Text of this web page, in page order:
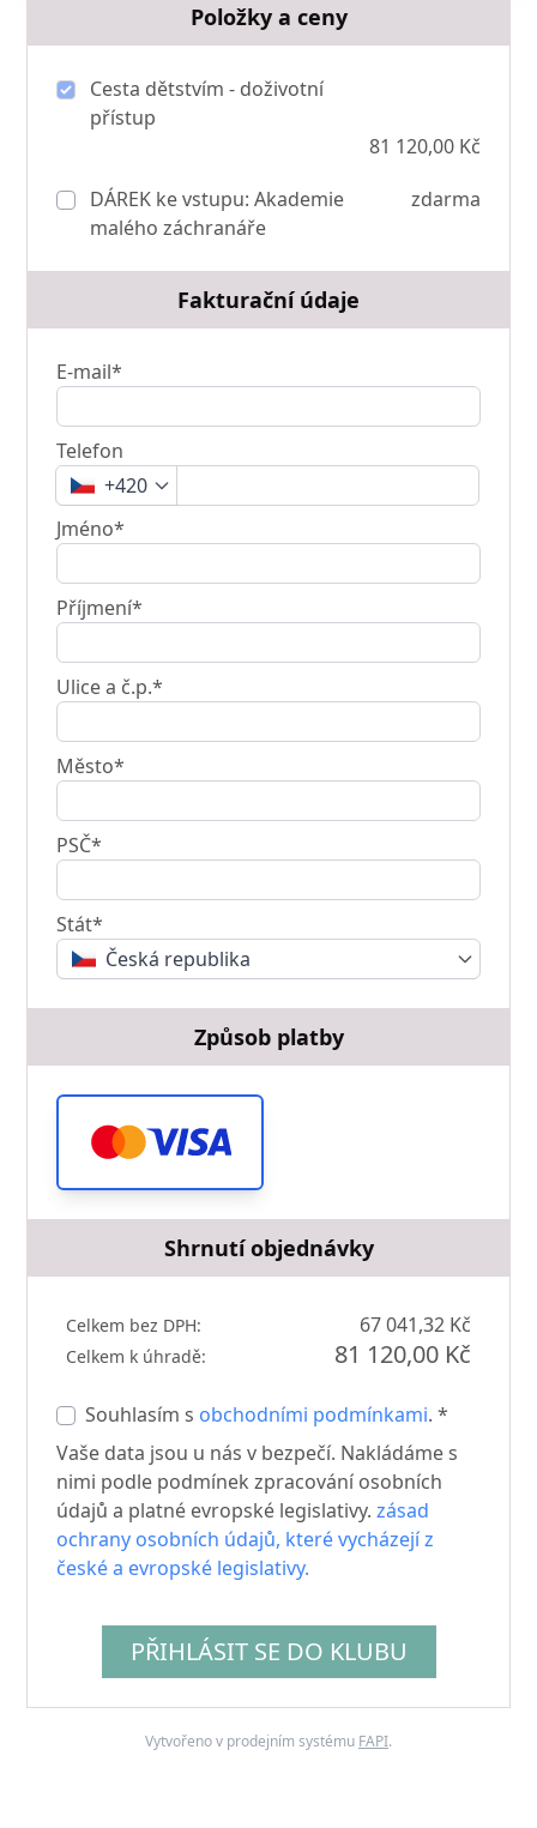
Položky a ceny
Cesta dětstvím - doživotní
přístup
81 120,00 Kč
DÁREK ke vstupu: Akademie
malého záchranáře
zdarma
Fakturační údaje
E-mail*
Telefon
+420
Jméno*
Příjmení*
Ulice a č.p.*
Město*
PSČ*
Stát*
Česká republika
Způsob platby
Shrnutí objednávky
Celkem bez DPH: 67 041,32 Kč
Celkem k úhradě: 81 120,00 Kč
Souhlasím s obchodními podmínkami. *
Vaše data jsou u nás v bezpečí. Nakládáme s
nimi podle podmínek zpracování osobních
údajů a platné evropské legislativy.zásad
ochrany osobních údajů, které vycházejí z
české a evropské legislativy.
PŘIHLÁSIT SE DO KLUBU
Vytvořeno v prodejním systému FAPI.